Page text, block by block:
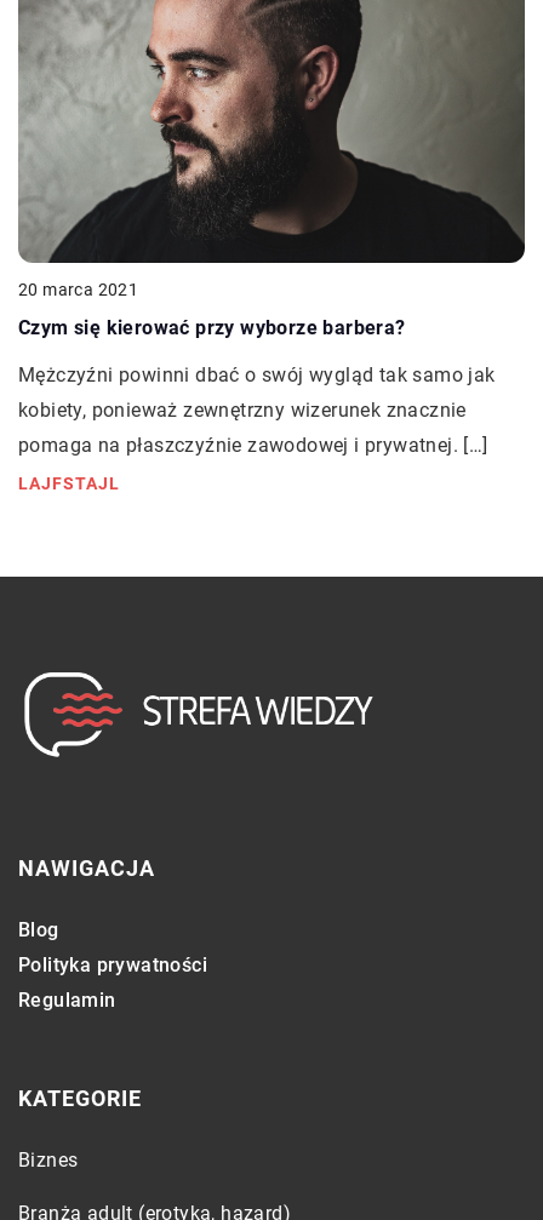
20 marca 2021
Czym się kierować przy wyborze barbera?
Mężczyźni powinni dbać o swój wygląd tak samo jak
kobiety, ponieważ zewnętrzny wizerunek znacznie
pomaga na płaszczyźnie zawodowej i prywatnej. […]
LAJFSTAJL
NAWIGACJA
Blog
Polityka prywatności
Regulamin
KATEGORIE
Biznes
Branża adult (erotyka, hazard)